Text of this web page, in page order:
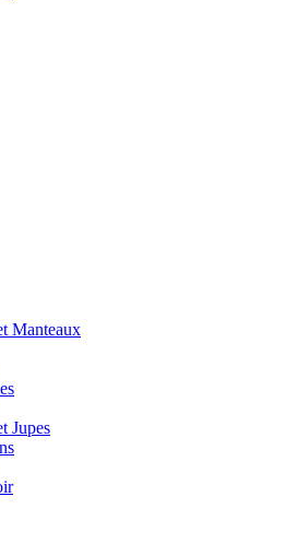
Manteaux
Jupes